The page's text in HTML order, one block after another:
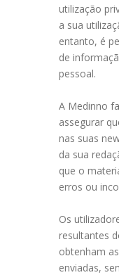
utilização
a sua
entanto, é
de
pessoal.
A Medinno
assegurar
nas suas
da sua
que o
erros ou
Os
resultantes
obtenham
enviadas,